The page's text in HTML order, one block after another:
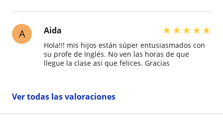
A Aida ★★★★★
Hola!!! mis hijos están súper entusiasmados con
su profe de Inglés. No ven las horas de que
llegue la clase asi que felices. Gracias
Ver todas las valoraciones